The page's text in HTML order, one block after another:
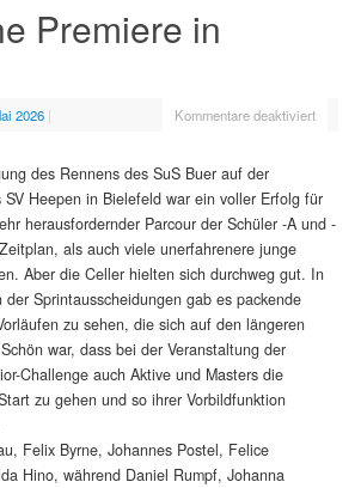
Premiere in
2026 | Kommentare deaktiviert
des Rennens des SuS Buer auf der
Heepen in Bielefeld war ein voller Erfolg für
herausfordernder Parcour der Schüler -A und -
als auch viele unerfahrenere junge
Aber die Celler hielten sich durchweg gut. In
Sprintausscheidungen gab es packende
zu sehen, die sich auf den längeren
war, dass bei der Veranstaltung der
Challenge auch Aktive und Masters die
zu gehen und so ihrer Vorbildfunktion
Felix Byrne, Johannes Postel, Felice
Hino, während Daniel Rumpf, Johanna